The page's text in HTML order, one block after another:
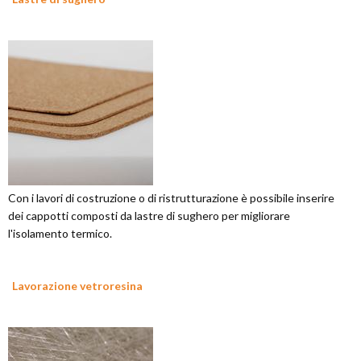
Con i lavori di costruzione o di ristrutturazione è possibile inserire
dei cappotti composti da lastre di sughero per migliorare
l'isolamento termico.
Lavorazione vetroresina